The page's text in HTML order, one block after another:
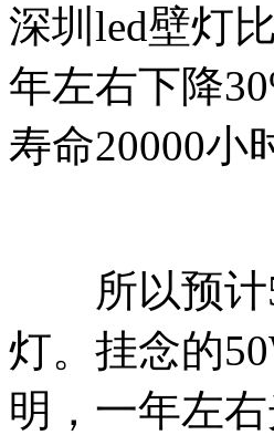
深圳led壁灯
年左右下降
寿命20000小
所以预计
灯。挂念的
明，一年左